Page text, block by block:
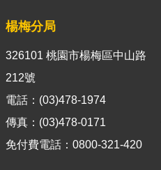
稅
更
多
務
返
楊梅分局
326101 桃園市楊梅區中山路
212號
電話：(03)478-1974
傳真：(03)478-0171
免付費電話：0800-321-420